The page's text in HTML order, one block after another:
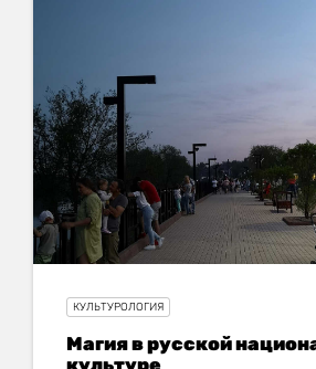
КУЛЬТУРОЛОГИЯ
Магия в русской
культуре